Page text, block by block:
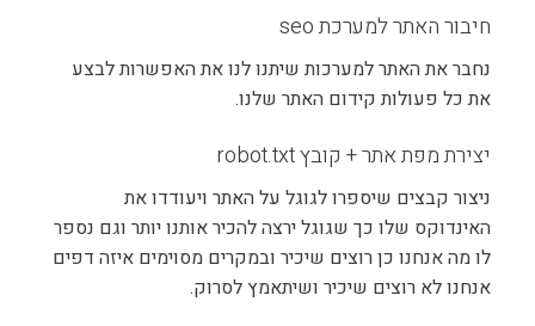
חיבור האתר למערכת seo
נחבר את האתר למערכות שיתנו לנו את האפשרות לבצע
את כל פעולות קידום האתר שלנו.
יצירת מפת אתר + קובץ robot.txt
ניצור קבצים שיספרו לגוגל על האתר ויעודדו את
האינדוקס שלו כך שגוגל ירצה להכיר אותנו יותר וגם נספר
לו מה אנחנו כן רוצים שיכיר ובמקרים מסוימים איזה דפים
אנחנו לא רוצים שיכיר ושיתאמץ לסרוק.